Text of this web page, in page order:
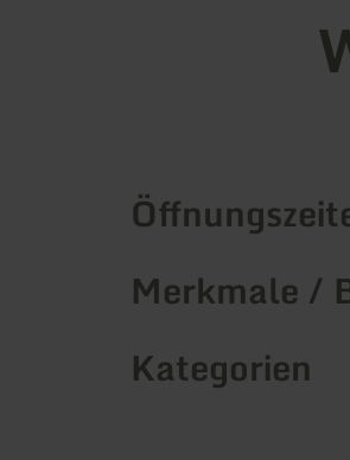
Merkmale /
Kategorien